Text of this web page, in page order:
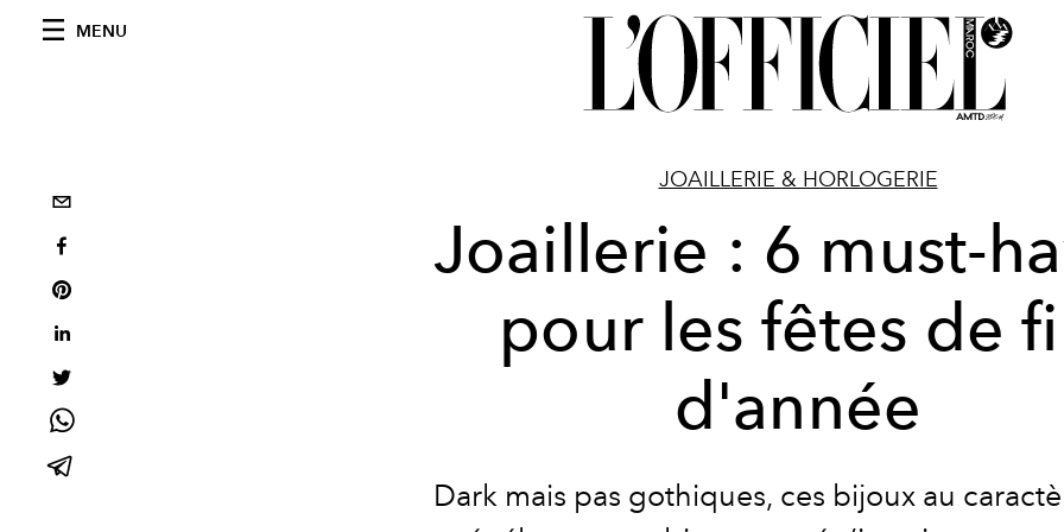
MENU
JOAILLERIE & HORLOGERIE
Joaillerie : 6 must-
pour les fêtes de
d'année
Dark mais pas gothiques, ces bijoux au